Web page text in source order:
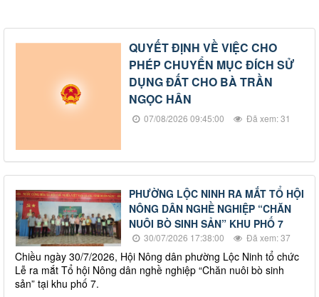
QUYẾT ĐỊNH VỀ VIỆC CHO
PHÉP CHUYỂN MỤC ĐÍCH SỬ
DỤNG ĐẤT CHO BÀ TRẦN
NGỌC HÂN
07/08/2026 09:45:00 Đã xem: 31
PHƯỜNG LỘC NINH RA MẮT TỔ HỘI
NÔNG DÂN NGHỀ NGHIỆP “CHĂN
NUÔI BÒ SINH SẢN” KHU PHỐ 7
30/07/2026 17:38:00 Đã xem: 37
Chiều ngày 30/7/2026, Hội Nông dân phường Lộc Ninh tổ chức
Lễ ra mắt Tổ hội Nông dân nghề nghiệp “Chăn nuôi bò sinh
sản” tại khu phố 7.